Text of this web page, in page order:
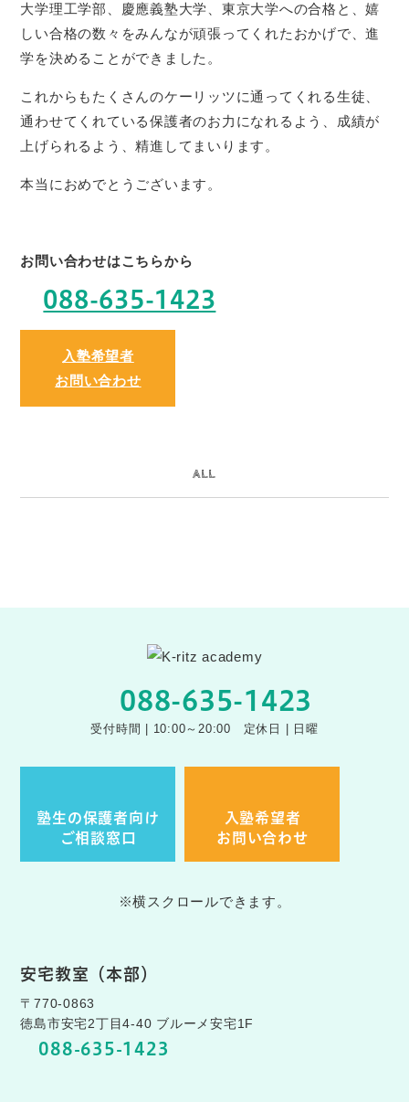
大学理工学部、慶應義塾大学、東京大学への合格と、嬉
しい合格の数々をみんなが頑張ってくれたおかげで、進
学を決めることができました。
これからもたくさんのケーリッツに通ってくれる生徒、
通わせてくれている保護者のお力になれるよう、成績が
上げられるよう、精進してまいります。
本当におめでとうございます。
お問い合わせはこちらから
088-635-1423
入塾希望者
お問い合わせ
ALL
088-635-1423
受付時間 | 10:00～20:00 定休日 | 日曜
塾生の保護者向け
ご相談窓口
入塾希望者
お問い合わせ
※横スクロールできます。
安宅教室（本部）
〒770-0863
徳島市安宅2丁目4-40 ブルーメ安宅1F
088-635-1423